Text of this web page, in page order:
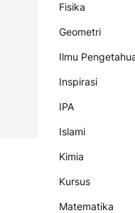
Fisika
Geometri
Ilmu
Inspirasi
IPA
Islami
Kimia
Kursus
Matematika